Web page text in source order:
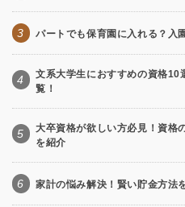
3 パートでも保育園に入れる？入
4
文系大学生におすすめの資格10
覧！
5
大卒資格が欲しい方必見！資格
を紹介
6 家計の悩み解決！賢い貯金方法